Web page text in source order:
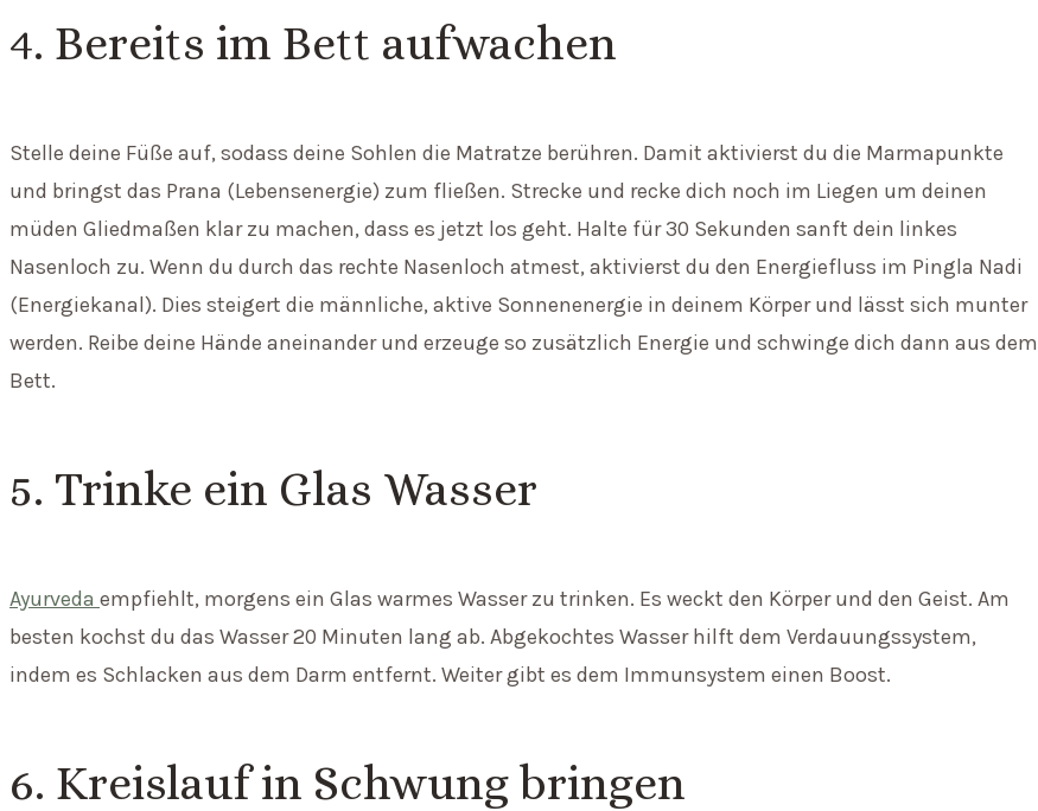
4. Bereits im Bett aufwachen
Stelle deine Füße auf, sodass deine Sohlen die Matratze berühren. Damit aktivierst du die Marmapunkte
und bringst das Prana (Lebensenergie) zum fließen. Strecke und recke dich noch im Liegen um deinen
müden Gliedmaßen klar zu machen, dass es jetzt los geht. Halte für 30 Sekunden sanft dein linkes
Nasenloch zu. Wenn du durch das rechte Nasenloch atmest, aktivierst du den Energiefluss im Pingla Nadi
(Energiekanal). Dies steigert die männliche, aktive Sonnenenergie in deinem Körper und lässt sich munter
werden. Reibe deine Hände aneinander und erzeuge so zusätzlich Energie und schwinge dich dann aus dem
Bett.
5. Trinke ein Glas Wasser
Ayurveda empfiehlt, morgens ein Glas warmes Wasser zu trinken. Es weckt den Körper und den Geist. Am
besten kochst du das Wasser 20 Minuten lang ab. Abgekochtes Wasser hilft dem Verdauungssystem,
indem es Schlacken aus dem Darm entfernt. Weiter gibt es dem Immunsystem einen Boost.
6. Kreislauf in Schwung bringen